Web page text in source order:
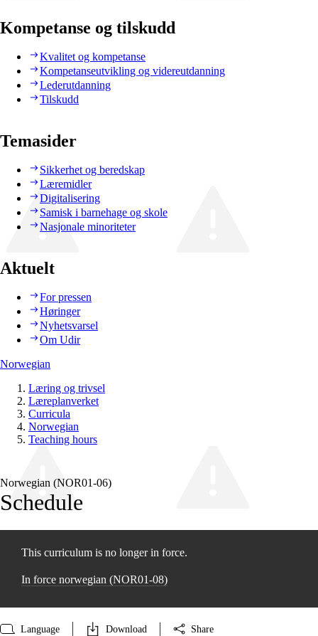
Kompetanse og tilskudd
Kvalitet og kompetanse
Kompetanseutvikling og videreutdanning
Lederutdanning
Tilskudd
Temasider
Sikkerhet og beredskap
Læremidler
Digitalisering
Samisk i barnehage og skole
Nasjonale minoriteter
Aktuelt
For pressen
Høringer
Nyhetsvarsel
Om Udir
Norwegian
Læring og trivsel
Læreplanverket
Curricula
Norwegian
Teaching hours
Norwegian (NOR01‑06)
Schedule
This curriculum is no longer in force.
In force norwegian (NOR01‑08)
Language Download Share